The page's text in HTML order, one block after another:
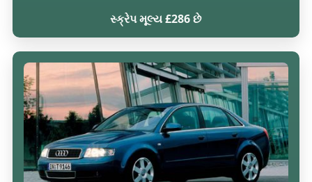
સ્ક્રેપ મૂલ્ય £286 છે